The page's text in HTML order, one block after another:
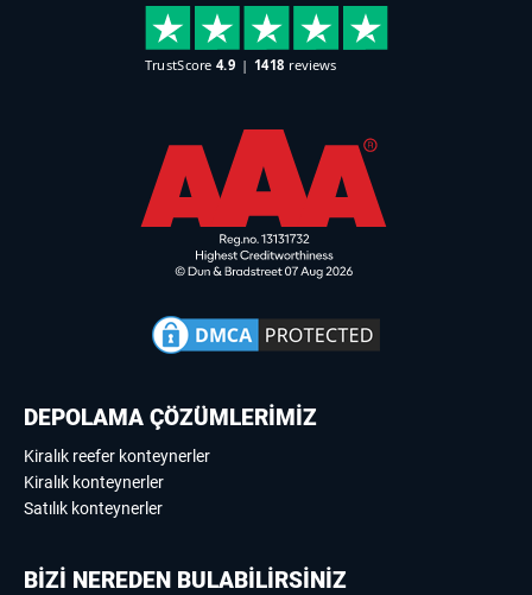
DEPOLAMA ÇÖZÜMLERİMİZ
Kiralık reefer konteynerler
Kiralık konteynerler
Satılık konteynerler
BİZİ NEREDEN BULABİLİRSİNİZ